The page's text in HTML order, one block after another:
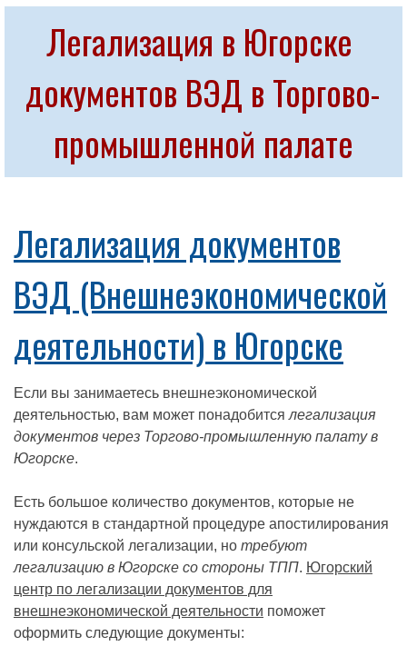
Легализация в Югорске
документов ВЭД в Торгово-
промышленной палате
Легализация документов
ВЭД (Внешнеэкономической
деятельности) в Югорске
Если вы занимаетесь внешнеэкономической
деятельностью, вам может понадобится легализация
документов через Торгово-промышленную палату в
Югорске.
Есть большое количество документов, которые не
нуждаются в стандартной процедуре апостилирования
или консульской легализации, но требуют
легализацию в Югорске со стороны ТПП. Югорский
центр по легализации документов для
внешнеэкономической деятельности поможет
оформить следующие документы: